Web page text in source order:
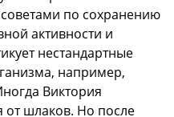
по сохранению
активности и
нестандартные
например,
Виктория
от шлаков. Но после